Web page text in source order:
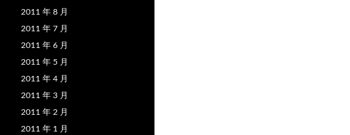
2011 年 8 月
2011 年 7 月
2011 年 6 月
2011 年 5 月
2011 年 4 月
2011 年 3 月
2011 年 2 月
2011 年 1 月